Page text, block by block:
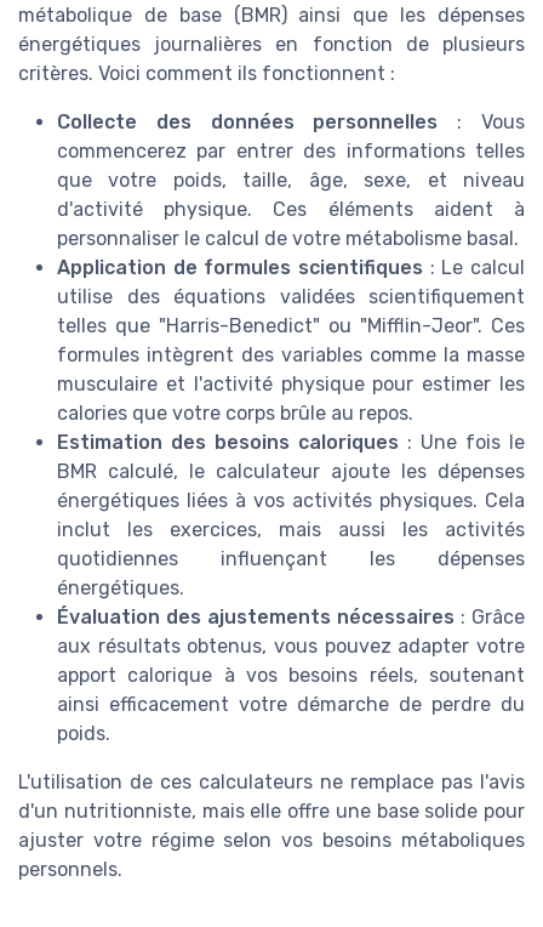
métabolique de base (BMR) ainsi que les dépenses
énergétiques journalières en fonction de plusieurs
critères. Voici comment ils fonctionnent :
Collecte des données personnelles : Vous
commencerez par entrer des informations telles
que votre poids, taille, âge, sexe, et niveau
d'activité physique. Ces éléments aident à
personnaliser le calcul de votre métabolisme basal.
Application de formules scientifiques : Le calcul
utilise des équations validées scientifiquement
telles que "Harris-Benedict" ou "Mifflin-Jeor". Ces
formules intègrent des variables comme la masse
musculaire et l'activité physique pour estimer les
calories que votre corps brûle au repos.
Estimation des besoins caloriques : Une fois le
BMR calculé, le calculateur ajoute les dépenses
énergétiques liées à vos activités physiques. Cela
inclut les exercices, mais aussi les activités
quotidiennes influençant les dépenses
énergétiques.
Évaluation des ajustements nécessaires : Grâce
aux résultats obtenus, vous pouvez adapter votre
apport calorique à vos besoins réels, soutenant
ainsi efficacement votre démarche de perdre du
poids.
L'utilisation de ces calculateurs ne remplace pas l'avis
d'un nutritionniste, mais elle offre une base solide pour
ajuster votre régime selon vos besoins métaboliques
personnels.